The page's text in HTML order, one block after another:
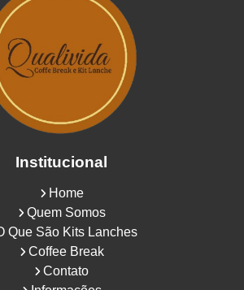
Institucional
Home
Quem Somos
Que São Kits Lanches
Coffee Break
Contato